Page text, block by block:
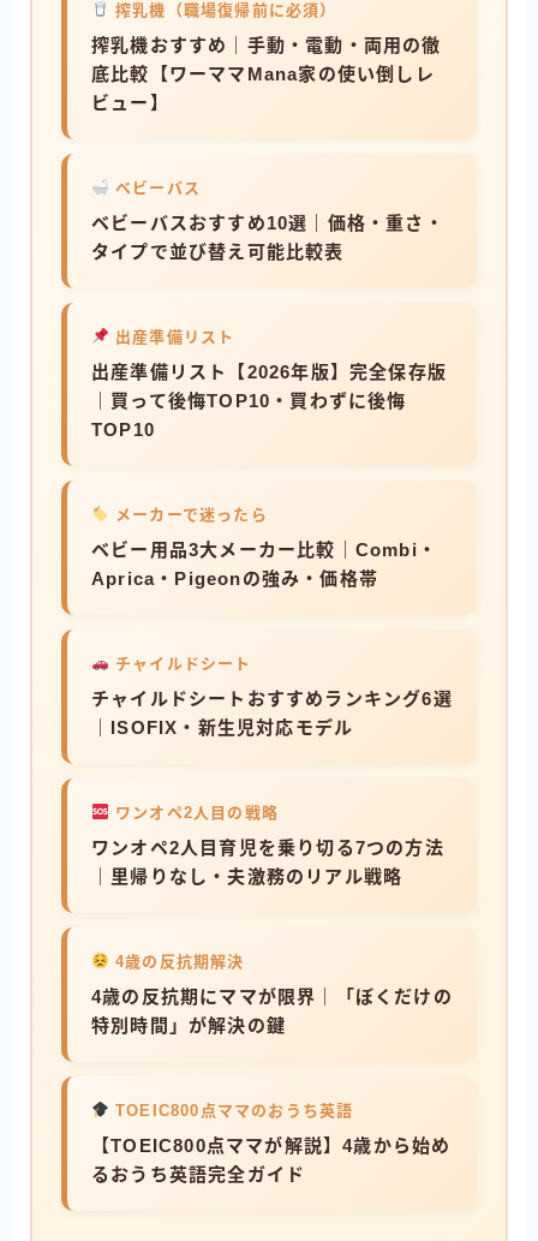
搾乳機（職場復帰前に必須）
搾乳機おすすめ｜手動・電動・両用の徹
底比較【ワーママMana家の使い倒しレ
ビュー】
ベビーバス
ベビーバスおすすめ10選｜価格・重さ・
タイプで並び替え可能比較表
出産準備リスト
出産準備リスト【2026年版】完全保存版
｜買って後悔TOP10・買わずに後悔
TOP10
メーカーで迷ったら
ベビー用品3大メーカー比較｜Combi・
Aprica・Pigeonの強み・価格帯
チャイルドシート
チャイルドシートおすすめランキング6選
｜ISOFIX・新生児対応モデル
ワンオペ2人目の戦略
ワンオペ2人目育児を乗り切る7つの方法
｜里帰りなし・夫激務のリアル戦略
4歳の反抗期解決
4歳の反抗期にママが限界｜「ぼくだけの
特別時間」が解決の鍵
TOEIC800点ママのおうち英語
【TOEIC800点ママが解説】4歳から始め
るおうち英語完全ガイド